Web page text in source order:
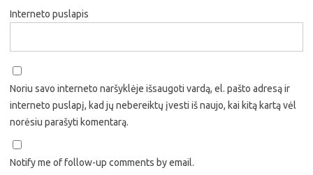
Interneto puslapis
Noriu savo interneto naršyklėje išsaugoti vardą, el. pašto adresą ir
interneto puslapį, kad jų nebereiktų įvesti iš naujo, kai kitą kartą vėl
norėsiu parašyti komentarą.
Notify me of follow-up comments by email.